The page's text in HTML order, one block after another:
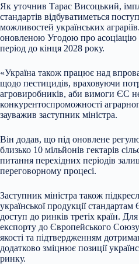
Як уточнив Тарас Висоцький,
стандартів відбуватиметься
можливостей українських
оновленою Угодою про асоціацію
період до кінця 2028 року.
«Україна також працює над
щодо пестицидів, враховуючи
агровиробників, аби вимоги ЄС
конкурентоспроможності
зауважив заступник міністра.
Він додав, що під оновлене
близько 10 мільйонів гектарів
питання перехідних періодів
переговорному процесі.
Заступник міністра також
української продукції
доступ до ринків третіх країн.
експорту до Європейського
якості та підтвердженням
додатково зміцнює позиції
ринку.